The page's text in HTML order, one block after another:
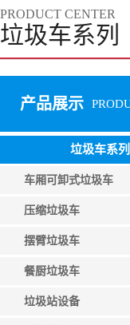
PRODUCT CENTER
垃圾车系列
产品展示
垃圾车系列
车厢可卸式垃圾车
压缩垃圾车
摆臂垃圾车
餐厨垃圾车
垃圾站设备